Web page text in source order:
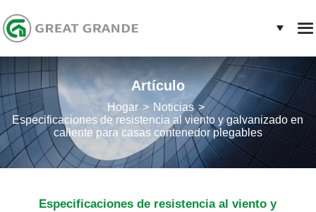
Artículo
Hogar
Noticias
Especificaciones de resistencia al viento y galvanizado en
caliente para casas contenedor plegables
Especificaciones de resistencia al viento y